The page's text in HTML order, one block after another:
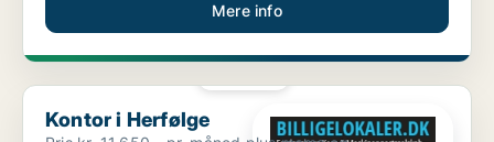
Mere info
Kontor i Herfølge
Kontor i Herfølge